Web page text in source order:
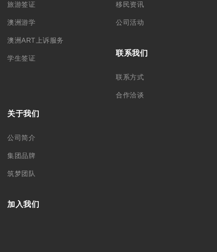
旅游签证
澳洲游学
澳洲ART上诉服务
学生签证
移民资讯
公司活动
联系我们
联系方式
合作洽谈
关于我们
公司简介
集团品牌
筑梦团队
加入我们